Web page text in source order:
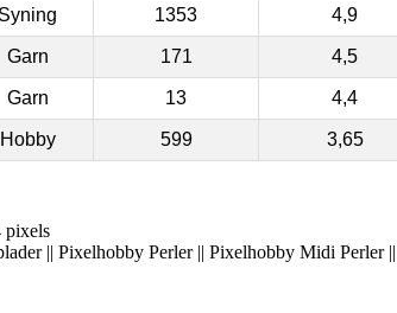
Syning 1353 4,9
Garn 171 4,5
Garn 13 4,4
Hobby 599 3,65
pixels
|| Pixelhobby Perler || Pixelhobby Midi Perler